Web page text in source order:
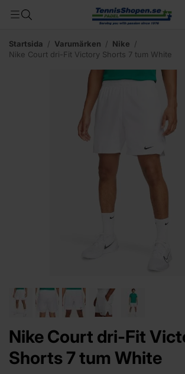
Startsida / Varumärken / Nike /
Nike Court dri-Fit Victory Shorts 7 tum White
Nike Court dri-Fit
Shorts 7 tum White